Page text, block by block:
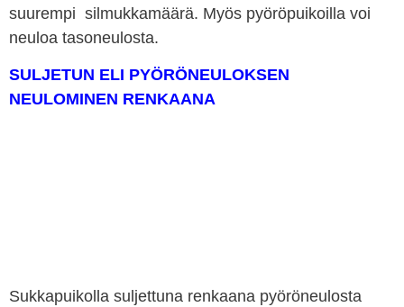
suurempi silmukkamäärä. Myös pyöröpuikoilla voi
neuloa tasoneulosta.
SULJETUN ELI PYÖRÖNEULOKSEN
NEULOMINEN RENKAANA
Sukkapuikolla suljettuna renkaana pyöröneulosta